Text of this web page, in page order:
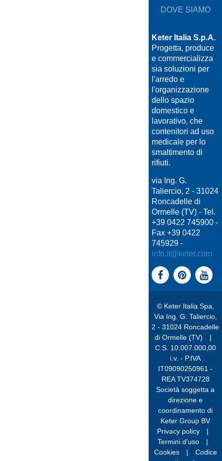
DOVE SIAMO
Keter Italia S.p.A.
Progetta, produce
e commercializza
sia soluzioni per
l'arredo e
l'organizzazione
dello spazio
domestico e
lavorativo, che
contenitori ad uso
medicale per lo
smaltimento di
rifiuti.
via Ing. G.
Taliercio, 2 - 31024
Roncadelle di
Ormelle (TV) - Tel.
+39 0422 745900 -
Fax +39 0422
745929 -
info.it@keter.com
© Keter Italia Spa,
Via Ing. G. Taliercio,
2 - 31024 Roncadelle
di Ormelle (TV)
|
C.S. 10.007.000,00
i.v. - P.IVA
IT09090250961 -
REA TV374728
Società soggetta a
direzione e
coordinamento di
Keter Group BV
Privacy policy
|
Termini d’uso
|
Cookies
|
Codice